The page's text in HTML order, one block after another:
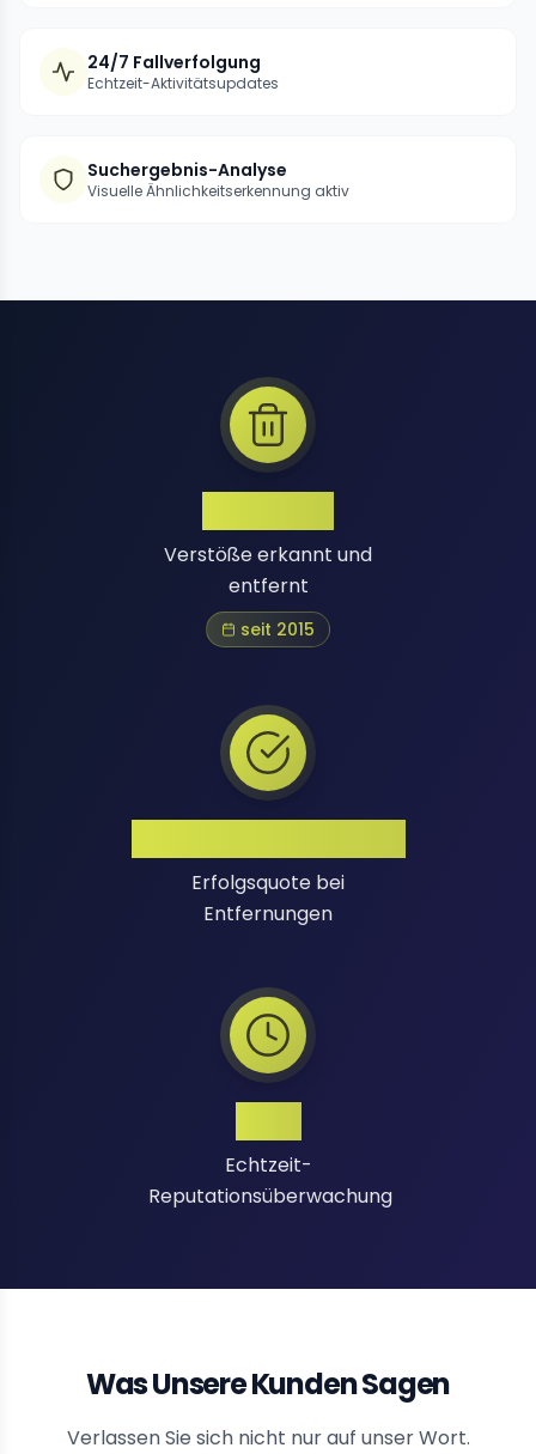
24/7 Fallverfolgung
Echtzeit-Aktivitätsupdates
Suchergebnis-Analyse
Visuelle Ähnlichkeitserkennung aktiv
Verstöße erkannt und
entfernt
seit 2015
Erfolgsquote bei
Entfernungen
Echtzeit-
Reputationsüberwachung
Was Unsere Kunden Sagen
Verlassen Sie sich nicht nur auf unser Wort.